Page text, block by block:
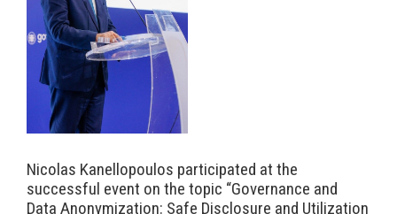
Nicolas Kanellopoulos participated at the
successful event on the topic “Governance and
Data Anonymization: Safe Disclosure and Utilization